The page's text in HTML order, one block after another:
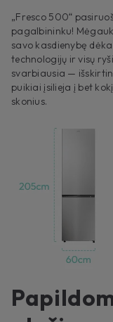
„Fresco 500“
pagalbininku!
savo kasdienybę
technologijų ir visų
svarbiausia —
puikiai įsilieja į bet
skonius.